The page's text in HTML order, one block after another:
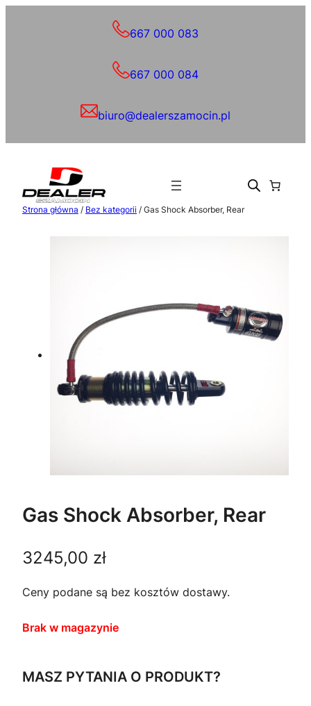
667 000 083
667 000 084
biuro@dealerszamocin.pl
Strona główna / Bez kategorii / Gas Shock Absorber, Rear
Gas Shock Absorber, Rear
3245,00 zł
Ceny podane są bez kosztów dostawy.
Brak w magazynie
MASZ PYTANIA O PRODUKT?